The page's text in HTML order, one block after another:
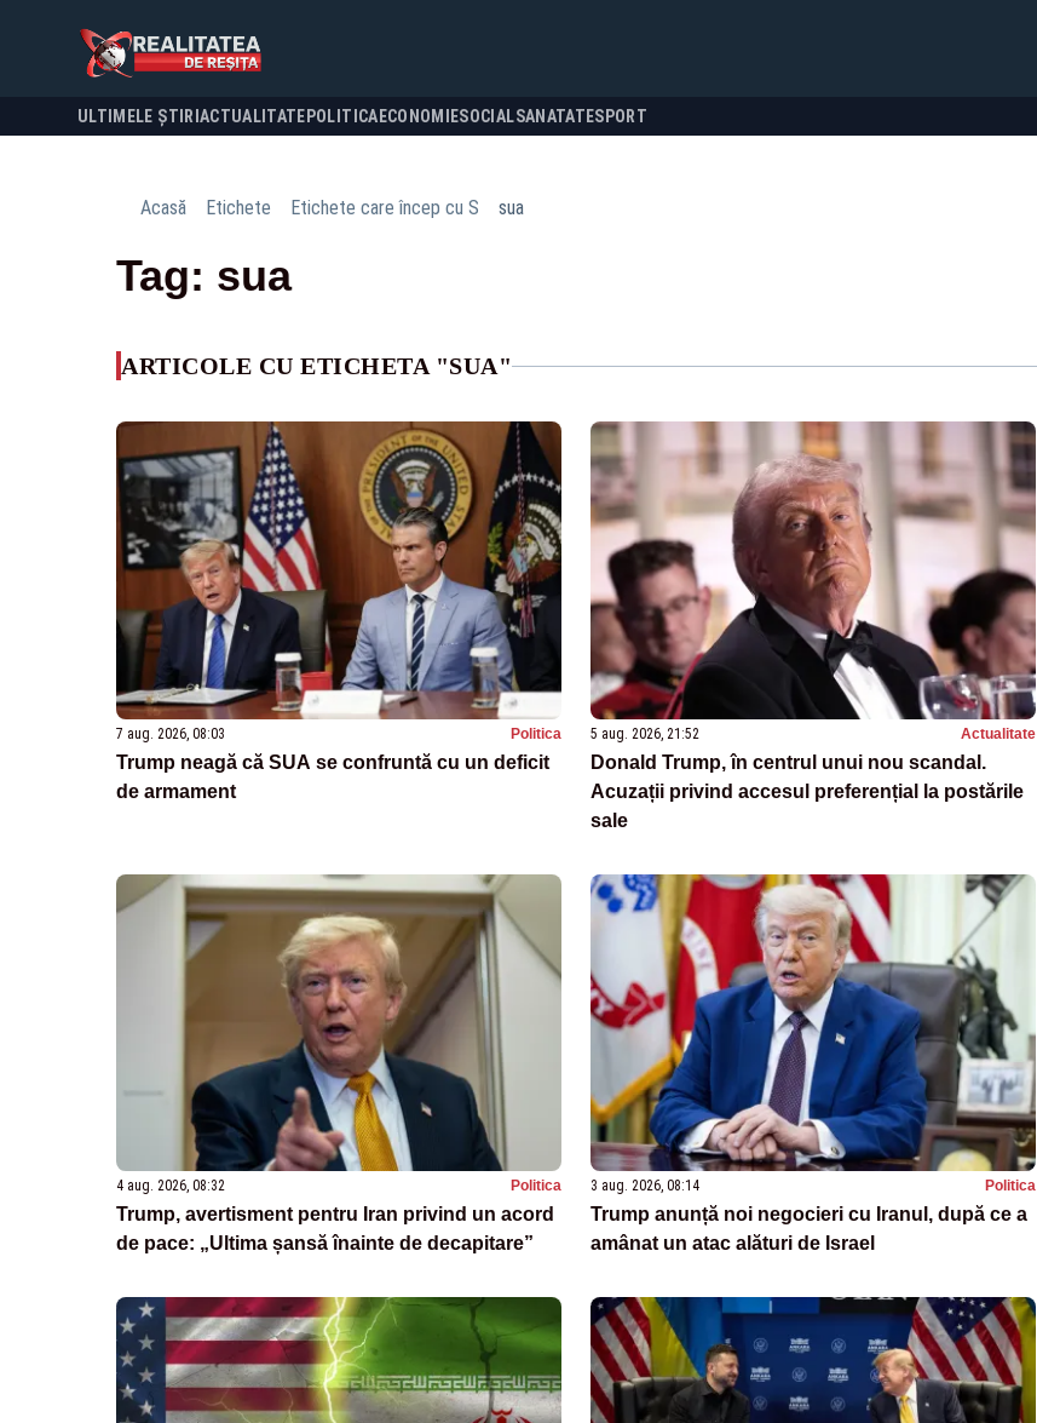
ULTIMELE ȘTIRI ACTUALITATE POLITICA ECONOMIESOCIALSANATATESPORT
Acasă Etichete Etichete care încep cu S sua
Tag: sua
ARTICOLE CU ETICHETA "SUA"
7 aug. 2026, 08:03 Politica
Trump neagă că SUA se confruntă cu un deficit
de armament
5 aug. 2026, 21:52 Actualitate
Donald Trump, în centrul unui nou scandal.
Acuzații privind accesul preferențial la postările
sale
4 aug. 2026, 08:32 Politica
Trump, avertisment pentru Iran privind un acord
de pace: „Ultima șansă înainte de decapitare”
3 aug. 2026, 08:14 Politica
Trump anunță noi negocieri cu Iranul, după ce a
amânat un atac alături de Israel